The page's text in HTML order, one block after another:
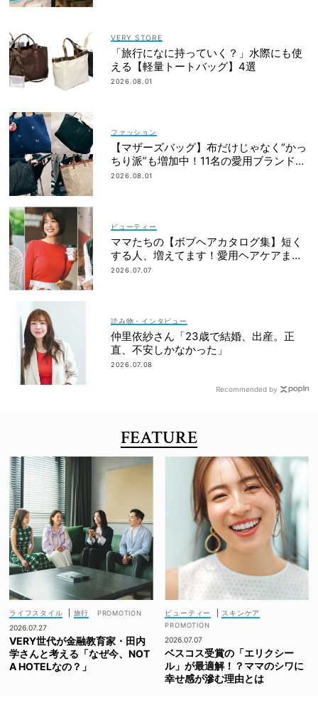
VERY STORE
「旅行になに持っていく？」水際にも使
える【軽量トートバッグ】4選
2026.08.01
ファッション
【マザーズバッグ】布だけじゃなく“かっ
ちり派”も増加中！11名の愛用ブランド
は？
2026.08.01
ビューティー
ママたちの【ボブヘアカタログ集】短く
する人、増えてます！愛用ヘアケアまで
全部見せ
2026.07.07
読み物・インタビュー
仲里依紗さん「23歳で結婚、出産。正
直、不安しかなかった」
2026.07.08
Recommended by
FEATURE
ライフスタイル
旅行
2026.07.27
VERY世代が金融教育家・田内
学さんと考える「なぜ今、NOT
A HOTELなの？」
ビューティー スキンケア
2026.07.07
ベスコス受賞の「エリクシー
ル」が最適解！？ママのシワに
幸せ感が滲む理由とは